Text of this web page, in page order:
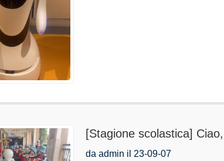
[Stagione scolastica]
da admin il 23-09-07